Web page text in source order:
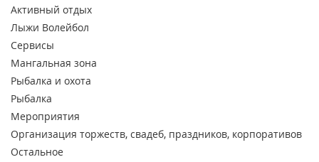
Активный отдых
Лыжи Волейбол
Сервисы
Мангальная зона
Рыбалка и охота
Рыбалка
Мероприятия
Организация торжеств, свадеб, праздников, корпоративов
Остальное